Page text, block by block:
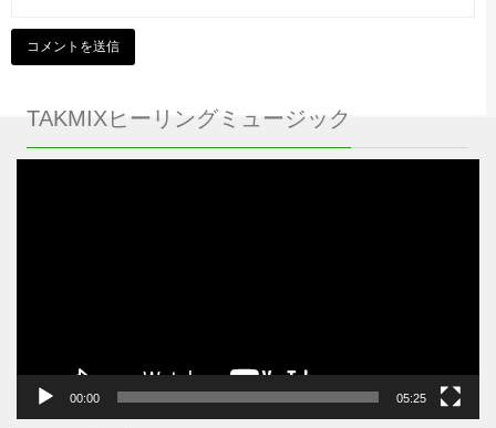
TAKMIXヒーリングミュージック
00:00 05:25